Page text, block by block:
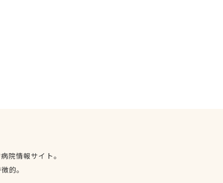
院情報サイト。
的。